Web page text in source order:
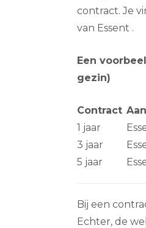
contract. Je
van Essent .
Een
gezin)
Contract
1 jaar
3 jaar
5 jaar
Bij een
Echter, de